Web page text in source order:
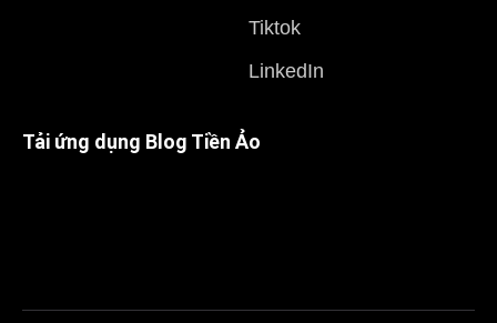
Tiktok
LinkedIn
Tải ứng dụng Blog Tiền Ảo